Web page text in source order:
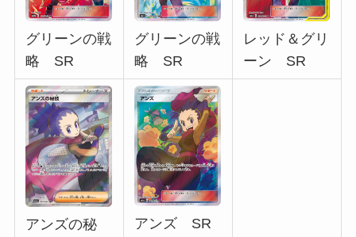
グリーンの戦
略 SR
グリーンの戦
略 SR
レッド＆グリ
ーン SR
アンズの秘
アンズ SR